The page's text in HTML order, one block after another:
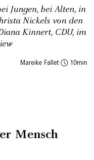
Jungen, bei Alten, in
Nickels von den
Kinnert, CDU, im
Mareike Fallet 10
Mensch